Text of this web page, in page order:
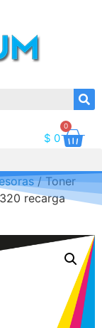
$ 0
0
/ Toner
recarga